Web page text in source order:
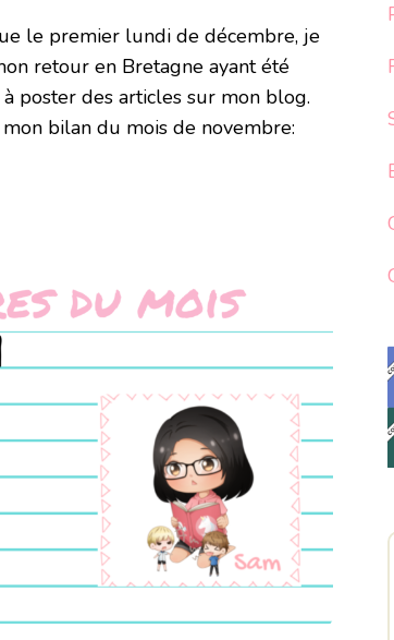
le premier lundi de décembre, je
retour en Bretagne ayant été
poster des articles sur mon blog.
bilan du mois de novembre: